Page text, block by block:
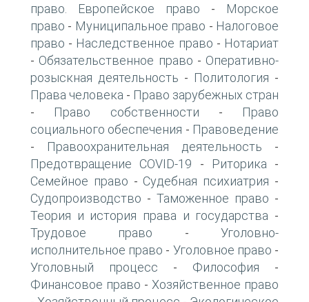
право. Европейское право -
Морское
право - Муниципальное право - Налоговое
право - Наследственное право - Нотариат
- Обязательственное право - Оперативно-
розыскная деятельность - Политология -
Права человека - Право зарубежных стран
- Право собственности -
Право
социального обеспечения - Правоведение
- Правоохранительная деятельность -
Предотвращение COVID-19 - Риторика -
Семейное право - Судебная психиатрия -
Судопроизводство - Таможенное право -
Теория и история права и государства -
Трудовое право -Уголовно-
исполнительное право - Уголовное право -
Уголовный процесс - Философия -
Финансовое право - Хозяйственное право